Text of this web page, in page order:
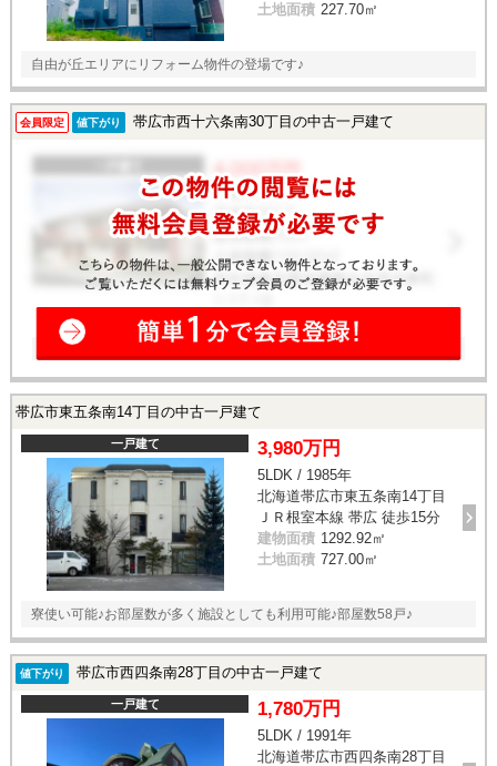
土地面積 227.70㎡
自由が丘エリアにリフォーム物件の登場です♪
会員限定 値下がり 帯広市西十六条南30丁目の中古一戸建て
帯広市東五条南14丁目の中古一戸建て
一戸建て 3,980万円
5LDK / 1985年
北海道帯広市東五条南14丁目
ＪＲ根室本線 帯広 徒歩15分
建物面積 1292.92㎡
土地面積 727.00㎡
寮使い可能♪お部屋数が多く施設としても利用可能♪部屋数58戸♪
値下がり 帯広市西四条南28丁目の中古一戸建て
一戸建て 1,780万円
5LDK / 1991年
北海道帯広市西四条南28丁目